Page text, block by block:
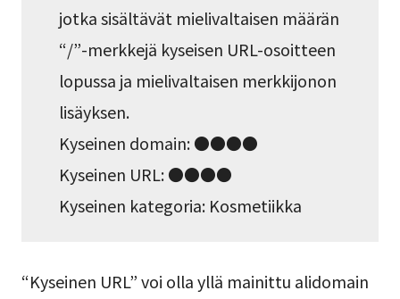
jotka sisältävät mielivaltaisen määrän
“/”-merkkejä kyseisen URL-osoitteen
lopussa ja mielivaltaisen merkkijonon
lisäyksen.
Kyseinen domain: ●●●●
Kyseinen URL: ●●●●
Kyseinen kategoria: Kosmetiikka
“Kyseinen URL” voi olla yllä mainittu alidomain